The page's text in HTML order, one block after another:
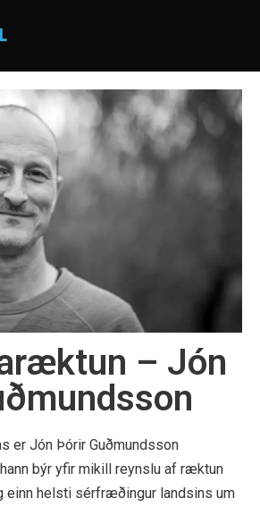
– Jón
er Jón Þórir Guðmundsson
býr yfir mikill reynslu af ræktun
einn helsti sérfræðingur landsins um